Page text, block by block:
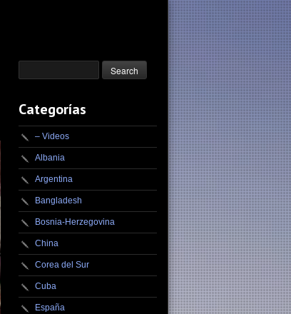
Categorías
– Videos
Albania
Argentina
Bangladesh
Bosnia-Herzegovina
China
Corea del Sur
Cuba
España